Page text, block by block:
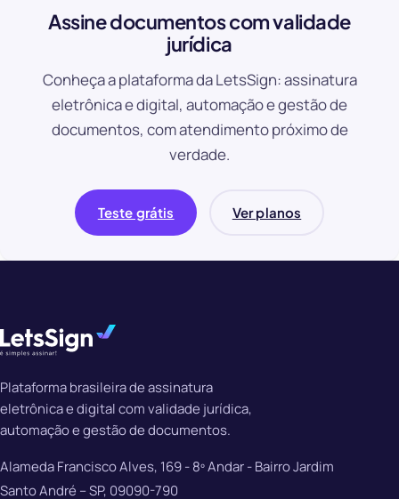
Assine documentos com validade
jurídica
Conheça a plataforma da LetsSign: assinatura
eletrônica e digital, automação e gestão de
documentos, com atendimento próximo de
verdade.
Teste grátis Ver planos
Plataforma brasileira de assinatura
eletrônica e digital com validade jurídica,
automação e gestão de documentos.
Alameda Francisco Alves, 169 - 8º Andar - Bairro Jardim
Santo André – SP, 09090-790